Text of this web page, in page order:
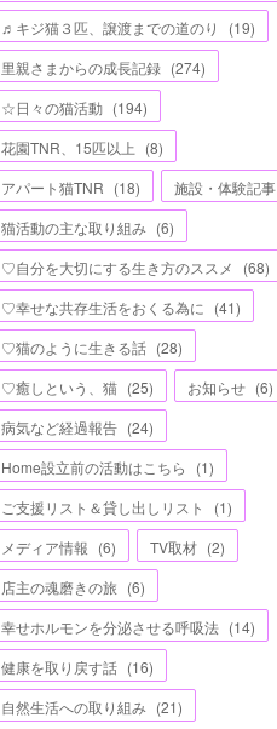
♬キジ猫３匹、譲渡までの道のり
(19)
里親さまからの成長記録 (274)
☆日々の猫活動 (194)
花園TNR、15匹以上 (8)
アパート猫TNR (18) 施設・体験記事
猫活動の主な取り組み (6)
♡自分を大切にする生き方のススメ
(68)
♡幸せな共存生活をおくる為に (41)
♡猫のように生きる話 (28)
♡癒しという、猫 (25) お知らせ (6)
病気など経過報告 (24)
Home設立前の活動はこちら
(1)
ご支援リスト＆貸し出しリスト
(1)
メディア情報 (6) TV取材 (2)
店主の魂磨きの旅 (6)
幸せホルモンを分泌させる呼吸法 (14)
健康を取り戻す話 (16)
自然生活への取り組み (21)